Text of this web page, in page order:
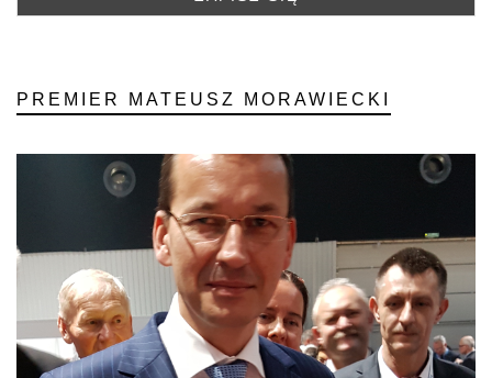
PREMIER MATEUSZ MORAWIECKI